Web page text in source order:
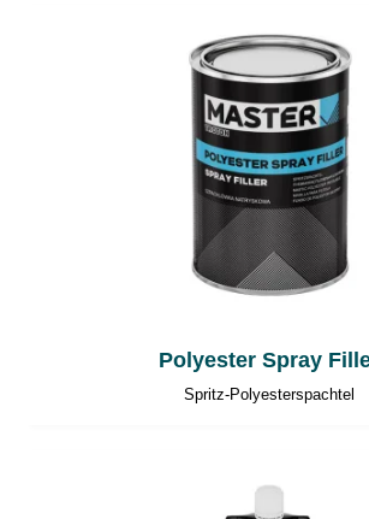
Polyester Spray
Spritz-Polyesterspachtel